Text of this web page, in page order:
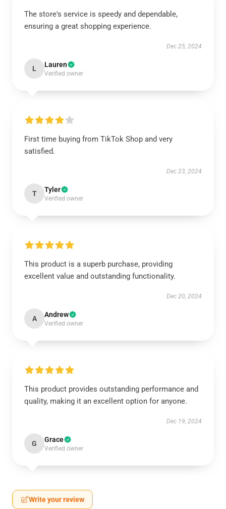
The store's service is speedy and dependable,
ensuring a great shopping experience.
Dec 25, 2024
L Lauren
Verified owner
First time buying from TikTok Shop and very
satisfied.
Dec 23, 2024
T Tyler
Verified owner
This product is a superb purchase, providing
excellent value and outstanding functionality.
Dec 20, 2024
A Andrew
Verified owner
This product provides outstanding performance and
quality, making it an excellent option for anyone.
Dec 19, 2024
G Grace
Verified owner
Write your review